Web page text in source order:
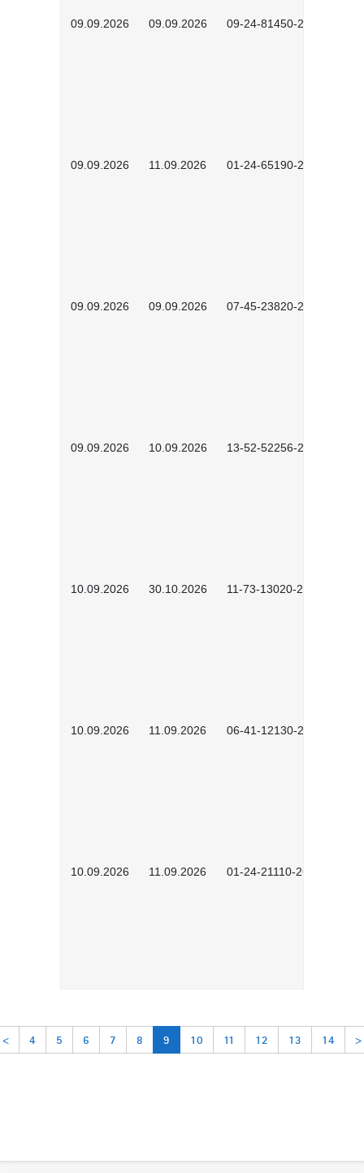
09.09.2026 09.09.2026 09-24-81450-2603
09.09.2026 11.09.2026 01-24-65190-2603
09.09.2026 09.09.2026 07-45-23820-2602
09.09.2026 10.09.2026 13-52-52256-2601
10.09.2026 30.10.2026 11-73-13020-2601
10.09.2026 11.09.2026 06-41-12130-2601
10.09.2026 11.09.2026 01-24-21110-2603
< 4 5 6 7 8 9 10 11 12 13 14 >